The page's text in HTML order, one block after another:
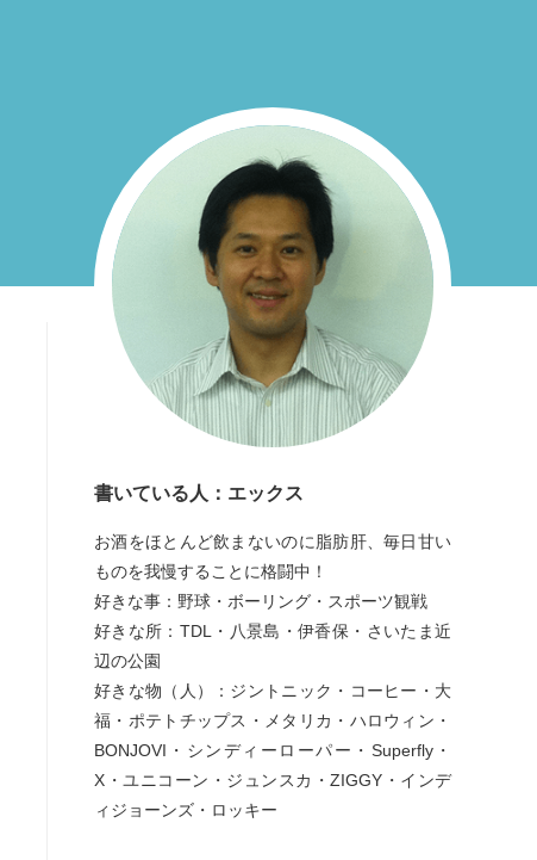
書いている人：エックス
お酒をほとんど飲まないのに脂肪肝、毎日甘い
ものを我慢することに格闘中！
好きな事：野球・ボーリング・スポーツ観戦
好きな所：TDL・八景島・伊香保・さいたま近
辺の公園
好きな物（人）：ジントニック・コーヒー・大
福・ポテトチップス・メタリカ・ハロウィン・
BONJOVI・シンディーローパー・Superfly・
X・ユニコーン・ジュンスカ・ZIGGY・インデ
ィジョーンズ・ロッキー